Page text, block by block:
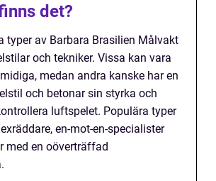
det?
typer av Barbara Brasilien Målvakt
och tekniker. Vissa kan vara
medan andra kanske har en
och betonar sin styrka och
luftspelet. Populära typer
en-mot-en-specialister
med en oöverträffad